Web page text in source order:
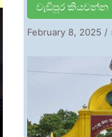
වැඩිපුර කියවන්න
February 8, 2025 /